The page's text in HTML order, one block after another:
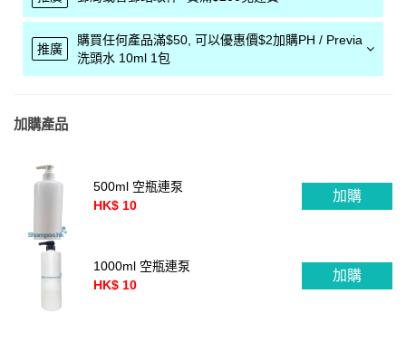
推廣
購買任何產品滿$50, 可以優惠價$2加購PH / Previa
洗頭水 10ml 1包
加購產品
500ml 空瓶連泵
HK$ 10
加購
1000ml 空瓶連泵
HK$ 10
加購